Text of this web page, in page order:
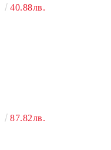
40.88лв.
87.82лв.